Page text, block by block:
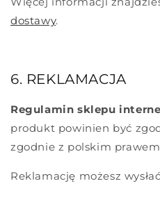
dostawy.
6. REKLAMACJA
Regulamin sklepu
produkt powinien być
zgodnie z polskim
Reklamację możesz